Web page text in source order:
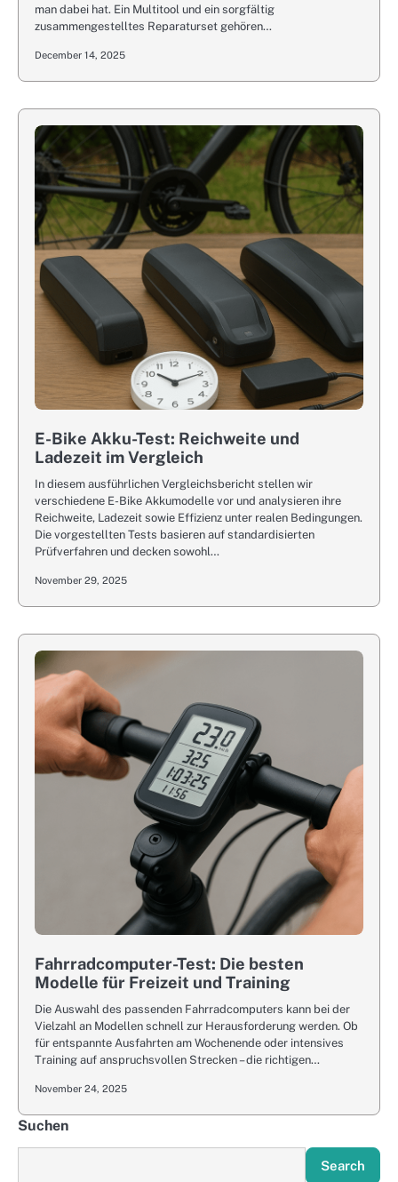
man dabei hat. Ein Multitool und ein sorgfältig
zusammengestelltes Reparaturset gehören…
December 14, 2025
E-Bike Akku-Test: Reichweite und
Ladezeit im Vergleich
In diesem ausführlichen Vergleichsbericht stellen wir
verschiedene E-Bike Akkumodelle vor und analysieren ihre
Reichweite, Ladezeit sowie Effizienz unter realen Bedingungen.
Die vorgestellten Tests basieren auf standardisierten
Prüfverfahren und decken sowohl…
November 29, 2025
Fahrradcomputer-Test: Die besten
Modelle für Freizeit und Training
Die Auswahl des passenden Fahrradcomputers kann bei der
Vielzahl an Modellen schnell zur Herausforderung werden. Ob
für entspannte Ausfahrten am Wochenende oder intensives
Training auf anspruchsvollen Strecken – die richtigen…
November 24, 2025
Suchen
Search